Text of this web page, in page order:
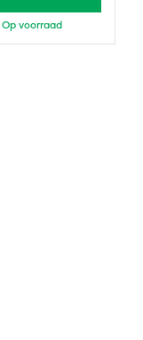
Op voorraad